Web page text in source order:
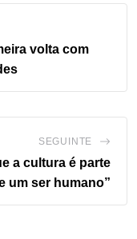
volta com
SEGUINTE
a cultura é parte
um ser humano”